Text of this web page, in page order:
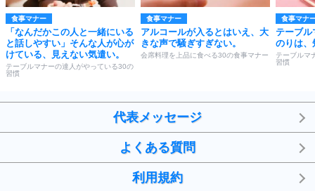
食事マナー
「なんだかこの人と一緒にいる
と話しやすい」そんな人が心が
けている、見えない気遣い。
テーブルマナーの達人がやっている30の
習慣
食事マナー
アルコールが入るとはいえ、大
きな声で騒ぎすぎない。
会席料理を上品に食べる30の食事マナー
食事マナ
テーブル
のりは、
テーブルマ
習慣
代表メッセージ
よくある質問
利用規約